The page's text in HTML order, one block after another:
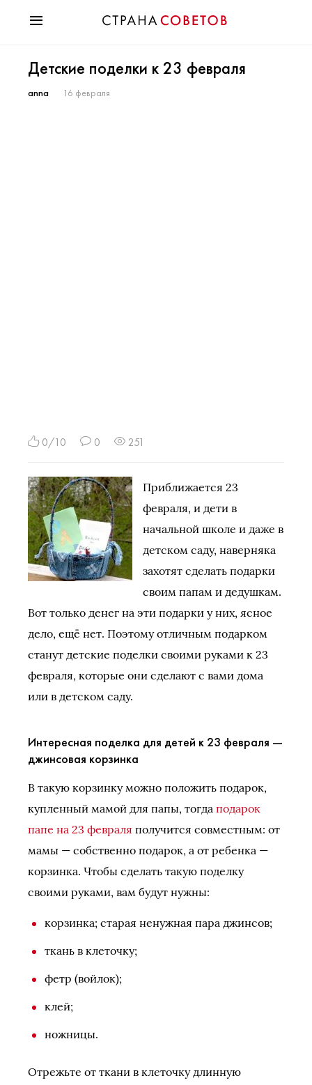
Мода
Звезды
Детские поделки к 23 февраля
anna 16 февраля
0/10 0 251
Приближается 23
февраля, и дети в
начальной школе и даже в
детском саду, наверняка
захотят сделать подарки
своим папам и дедушкам.
Вот только денег на эти подарки у них, ясное
дело, ещё нет. Поэтому отличным подарком
станут детские поделки своими руками к 23
февраля, которые они сделают с вами дома
или в детском саду.
Интересная поделка для детей к 23 февраля —
джинсовая корзинка
В такую корзинку можно положить подарок,
купленный мамой для папы, тогда подарок
папе на 23 февраля получится совместным: от
мамы — собственно подарок, а от ребенка —
корзинка. Чтобы сделать такую поделку
своими руками, вам будут нужны:
корзинка; старая ненужная пара джинсов;
ткань в клеточку;
фетр (войлок);
клей;
ножницы.
Отрежьте от ткани в клеточку длинную